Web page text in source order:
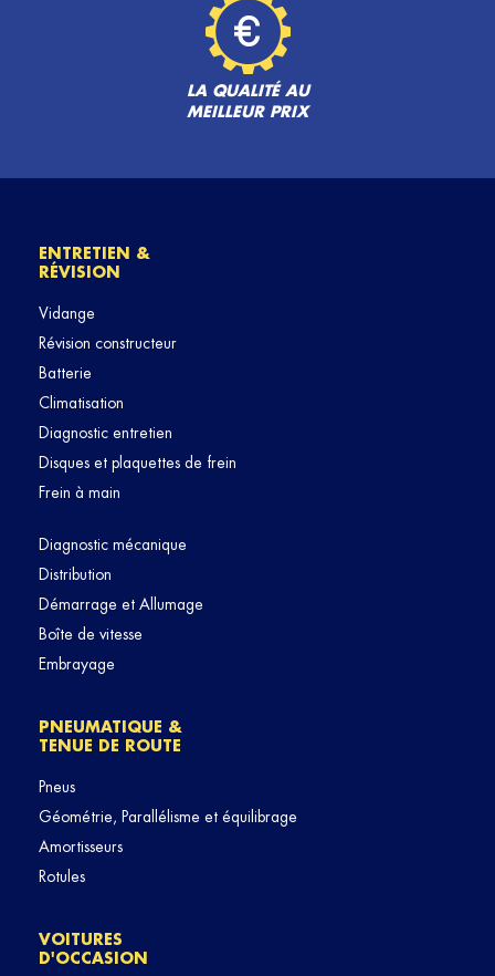
LA QUALITÉ AU
MEILLEUR PRIX
ENTRETIEN &
RÉVISION
Vidange
Révision constructeur
Batterie
Climatisation
Diagnostic entretien
Disques et plaquettes de frein
Frein à main
Diagnostic mécanique
Distribution
Démarrage et Allumage
Boîte de vitesse
Embrayage
PNEUMATIQUE &
TENUE DE ROUTE
Pneus
Géométrie, Parallélisme et équilibrage
Amortisseurs
Rotules
VOITURES
D'OCCASION